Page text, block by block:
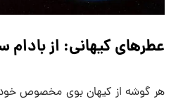
عطرهای کیهانی: از
هر گوشه از کیهان بوی مخصوص خود